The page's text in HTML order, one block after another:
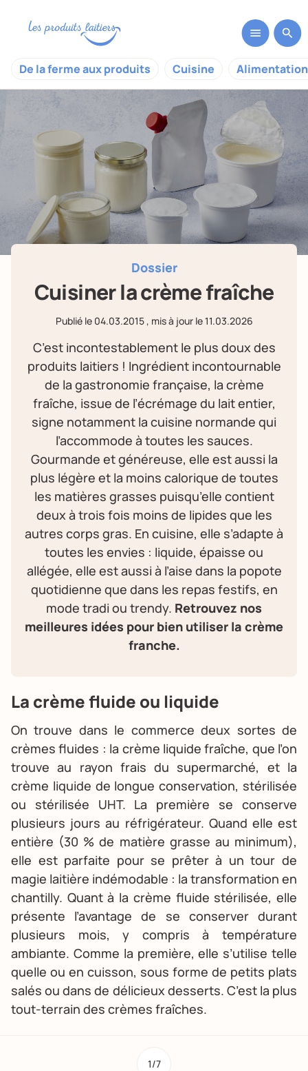
De la ferme aux produits Cuisine
Dossier
Cuisiner la crème fraîche
Publié le 04.03.2015, mis à jour le11.03.2026
C’est incontestablement le plus doux des
produits laitiers ! Ingrédient incontournable
de la gastronomie française, la crème
fraîche, issue de l’écrémage du lait entier,
signe notamment la cuisine normande qui
l’accommode à toutes les sauces.
Gourmande et généreuse, elle est aussi la
plus légère et la moins calorique de toutes
les matières grasses puisqu’elle contient
deux à trois fois moins de lipides que les
autres corps gras. En cuisine, elle s’adapte à
toutes les envies : liquide, épaisse ou
allégée, elle est aussi à l’aise dans la popote
quotidienne que dans les repas festifs, en
mode tradi ou trendy. Retrouvez nos
meilleures idées pour bien utiliser la crème
franche.
La crème fluide ou liquide
On trouve dans le commerce deux sortes de
crèmes fluides : la crème liquide fraîche, que l’on
trouve au rayon frais du supermarché, et la
crème liquide de longue conservation, stérilisée
ou stérilisée UHT. La première se conserve
plusieurs jours au réfrigérateur. Quand elle est
entière (30 % de matière grasse au minimum),
elle est parfaite pour se prêter à un tour de
magie laitière indémodable : la transformation en
chantilly. Quant à la crème fluide stérilisée, elle
présente l’avantage de se conserver durant
plusieurs mois, y compris à température
ambiante. Comme la première, elle s’utilise telle
quelle ou en cuisson, sous forme de petits plats
salés ou dans de délicieux desserts. C’est la plus
tout-terrain des crèmes fraîches.
1/7